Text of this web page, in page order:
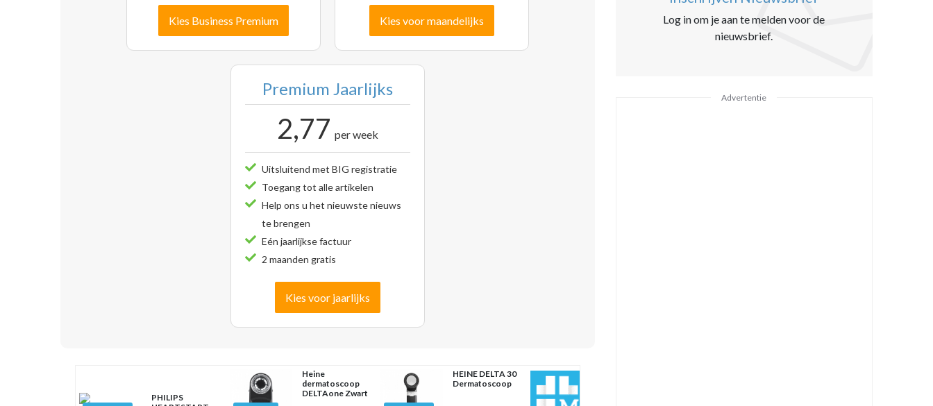
Kies Business Premium Kies voor maandelijks
Premium Jaarlijks
2,77 per week
Uitsluitend met BIG registratie
Toegang tot alle artikelen
Help ons u het nieuwste nieuws
te brengen
Eén jaarlijkse factuur
2 maanden gratis
Kies voor jaarlijks
PHILIPS
Heine
dermatoscoop
DELTAone Zwart
HEINE DELTA 30
Dermatoscoop
Log in om je aan te melden voor de
nieuwsbrief.
Advertentie